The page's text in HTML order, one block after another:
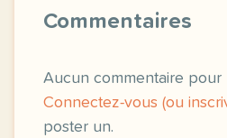
Commentaires
Aucun commentaire pour
Connectez-vous (ou
poster un.